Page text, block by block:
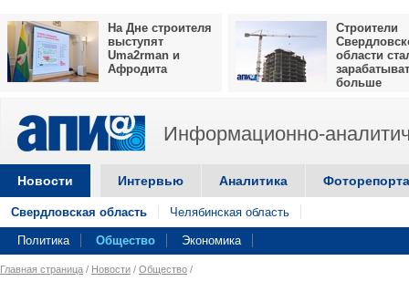
На Дне строителя
выступят
Uma2rman и
Афродита
Строители
области
больше
Информационно-
Новости Интервью Аналитика
Свердловская область Челябинская область
Политика Общество Экономика
Главная страница / Новости / Общество /